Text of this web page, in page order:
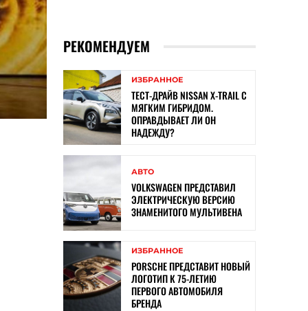
РЕКОМЕНДУЕМ
ИЗБРАННОЕ
ТЕСТ-ДРАЙВ NISSAN X-TRAIL С
МЯГКИМ ГИБРИДОМ.
ОПРАВДЫВАЕТ ЛИ ОН
НАДЕЖДУ?
АВТО
VOLKSWAGEN ПРЕДСТАВИЛ
ЭЛЕКТРИЧЕСКУЮ ВЕРСИЮ
ЗНАМЕНИТОГО МУЛЬТИВЕНА
ИЗБРАННОЕ
PORSCHE ПРЕДСТАВИТ НОВЫЙ
ЛОГОТИП К 75-ЛЕТИЮ
ПЕРВОГО АВТОМОБИЛЯ
БРЕНДА